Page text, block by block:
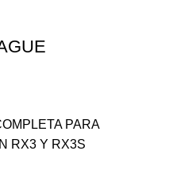
PARA
RX3 Y RX3S